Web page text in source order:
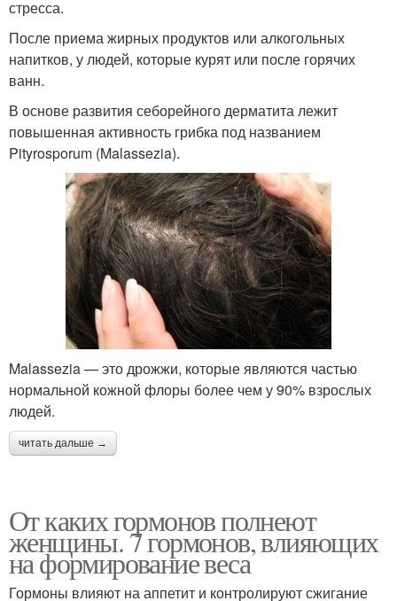
стресса.
После приема жирных продуктов или алкогольных
напитков, у людей, которые курят или после горячих
ванн.
В основе развития себорейного дерматита лежит
повышенная активность грибка под названием
Pityrosporum (Malassezia).
Malassezia — это дрожжи, которые являются частью
нормальной кожной флоры более чем у 90% взрослых
людей.
читать дальше →
От каких гормонов полнеют
женщины. 7 гормонов, влияющих
на формирование веса
Гормоны влияют на аппетит и контролируют сжигание